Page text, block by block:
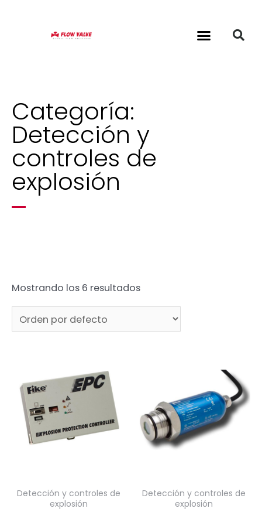
Categoría:
Detección y
controles de
explosión
Mostrando los 6 resultados
Detección y controles de
explosión
Detección y controles de
explosión